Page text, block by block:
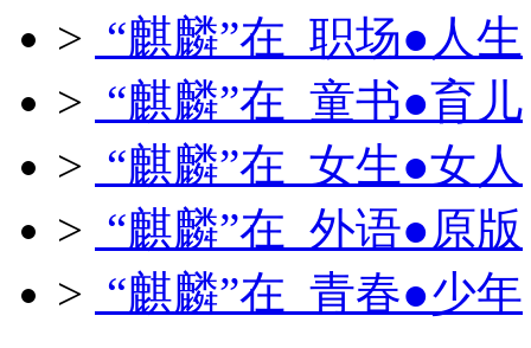
> “麒麟”在 职场●人生
> “麒麟”在 童书●育儿
> “麒麟”在 女生●女人
> “麒麟”在 外语●原版
> “麒麟”在 青春●少年